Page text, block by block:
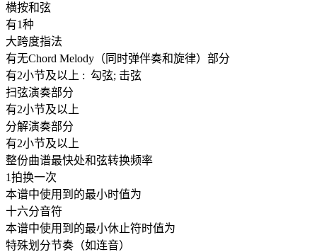
横按和弦
有1种
大跨度指法
有无Chord Melody（同时弹伴奏和旋律）部分
有2小节及以上 : 勾弦; 击弦
扫弦演奏部分
有2小节及以上
分解演奏部分
有2小节及以上
整份曲谱最快处和弦转换频率
1拍换一次
本谱中使用到的最小时值为
十六分音符
本谱中使用到的最小休止符时值为
特殊划分节奏（如连音）